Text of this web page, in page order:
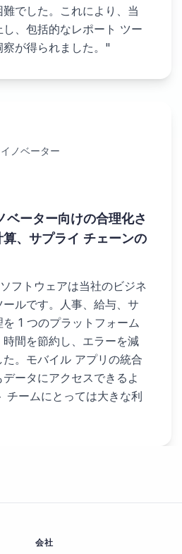
でした。これにより、当
、包括的なレポート ツー
が得られました。 "
ノベーター
ベーター向けの合理化さ
、サプライ チェーンの
フトウェアは当社のビジネ
ルです。人事、給与、サ
1 つのプラットフォーム
間を節約し、エラーを減
。モバイル アプリの統合
ータにアクセスできるよ
チームにとっては大きな利
会社